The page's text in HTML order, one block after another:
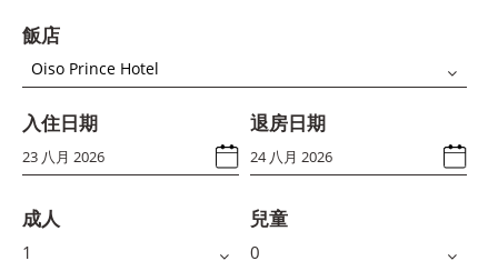
飯店
Oiso Prince Hotel
入住日期 退房日期
成人 兒童